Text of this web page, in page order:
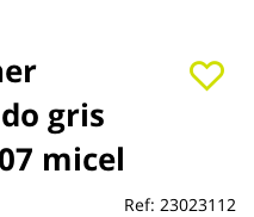
gris
micel
Ref: 23023112